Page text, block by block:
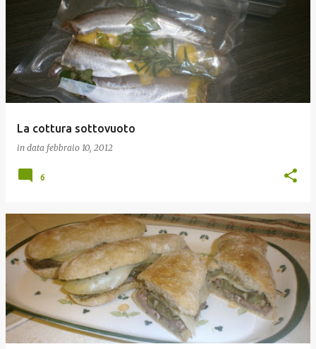
La cottura sottovuoto
in data febbraio 10, 2012
6